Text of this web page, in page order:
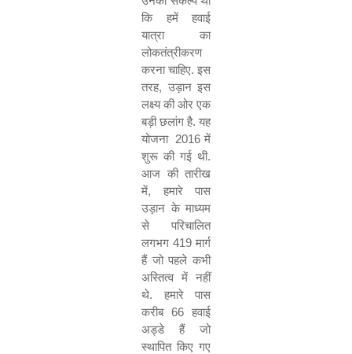
कि
हमें
हवाई
यात्रा
का
लोकतंत्रीकरण
करना चाहिए. इस
तरह, उड़ान इस
लक्ष्य की ओर एक
बड़ी छलांग है. यह
योजना 2016में
शुरू की गई थी.
आज की तारीख
में, हमारे
पास
उड़ान के माध्यम
से
परिचालित
लगभग 419 मार्ग
हैं जो पहले कभी
अस्तित्व में नहीं
थे. हमारे
पास
करीब66 हवाई
अड्डे
हैं
जो
स्थापित किए गए